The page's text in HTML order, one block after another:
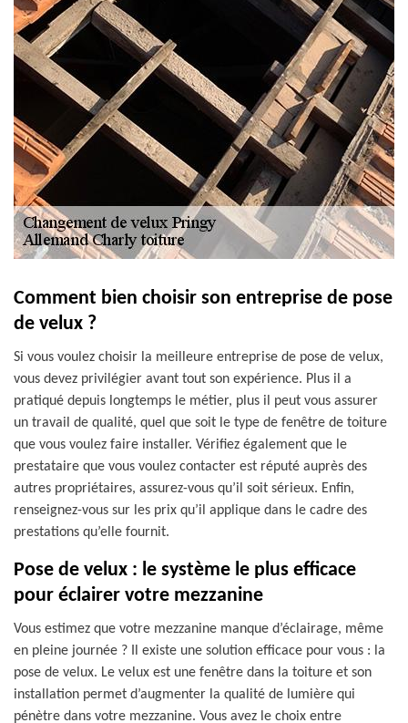
Comment bien choisir son entreprise de pose
de velux ?
Si vous voulez choisir la meilleure entreprise de pose de velux,
vous devez privilégier avant tout son expérience. Plus il a
pratiqué depuis longtemps le métier, plus il peut vous assurer
un travail de qualité, quel que soit le type de fenêtre de toiture
que vous voulez faire installer. Vérifiez également que le
prestataire que vous voulez contacter est réputé auprès des
autres propriétaires, assurez-vous qu’il soit sérieux. Enfin,
renseignez-vous sur les prix qu’il applique dans le cadre des
prestations qu’elle fournit.
Pose de velux : le système le plus efficace
pour éclairer votre mezzanine
Vous estimez que votre mezzanine manque d’éclairage, même
en pleine journée ? Il existe une solution efficace pour vous : la
pose de velux. Le velux est une fenêtre dans la toiture et son
installation permet d’augmenter la qualité de lumière qui
pénètre dans votre mezzanine. Vous avez le choix entre